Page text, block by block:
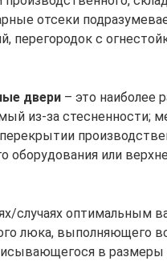
отсеки
перегородок с
двери – это наиболее
из-за стесненности;
оборудования или
случаях оптимальным
люка, выполняющего
в размеры